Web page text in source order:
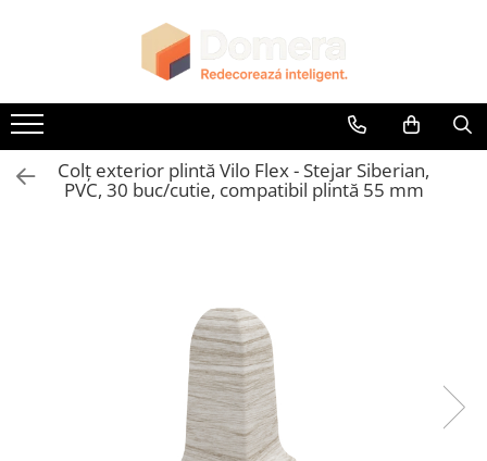
Toate Produsele
Parchet
Parchet SPC
Riflaje Decorative
Plinte, Plinte PVC, Plinte MDF
Colț exterior plintă Vilo Flex - Stejar Siberian,
PVC, 30 buc/cutie, compatibil plintă 55 mm